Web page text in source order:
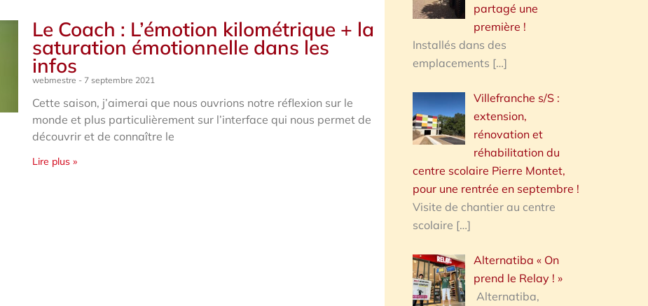
Le Coach : L’émotion kilométrique + la
saturation émotionnelle dans les
infos
webmestre 7 septembre 2021
Cette saison, j’aimerai que nous ouvrions notre réflexion sur le
monde et plus particulièrement sur l’interface qui nous permet de
découvrir et de connaître le
Lire plus »
partagé une
première !
Installés dans des
emplacements […]
Villefranche s/S :
extension,
rénovation et
réhabilitation du
centre scolaire Pierre Montet,
pour une rentrée en septembre !
Visite de chantier au centre
scolaire […]
Alternatiba « On
prend le Relay ! »
Alternatiba,